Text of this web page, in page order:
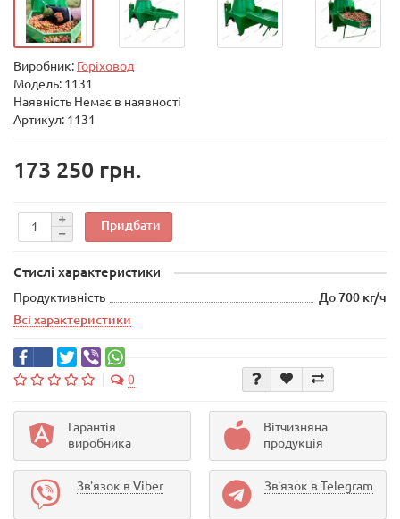
Виробник: Горіховод
Модель: 1131
Наявність Немає в наявності
Артикул: 1131
173 250 грн.
Придбати
Стислі характеристики
Продуктивність
До 700 кг/ч
Всі характеристики
0
Гарантія
виробника
Вітчизняна
продукція
Зв'язок в Viber Зв'язок в Telegram